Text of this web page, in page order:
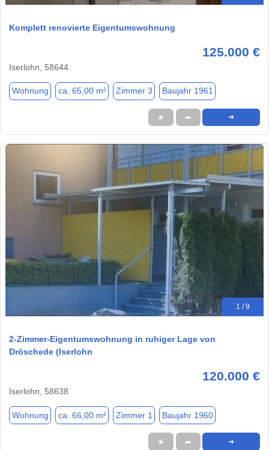
Komplett renovierte Eigentumswohnung
125.000 €
Iserlohn, 58644
Wohnung ca. 65,00 m² Zimmer 3 Baujahr 1961
★ ➦ ➜
1 / 9
2-Zimmer-Eigentumswohnung in ruhiger Lage von
Dröschede (Iserlohn
120.000 €
Iserlohn, 58638
Wohnung ca. 66,00 m² Zimmer 1 Baujahr 1960
★ ➦ ➜